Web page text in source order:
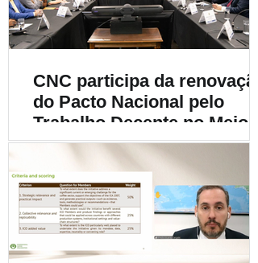
CNC participa da renovação
do Pacto Nacional pelo
Trabalho Decente no Meio
Rural e destaca a
importância da
sustentabilidade social na
cafeicultura